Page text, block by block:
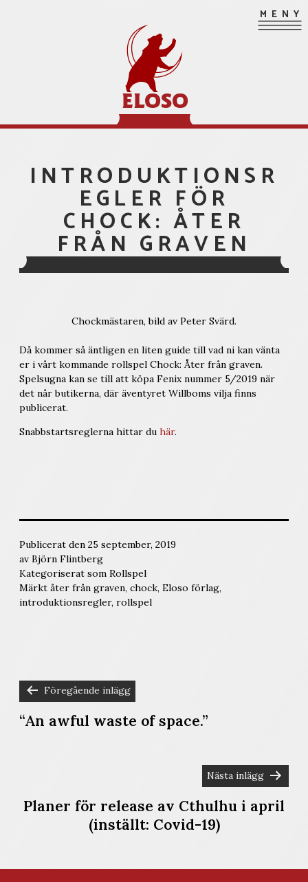
ELOSO
MENY
INTRODUKTIONSR
EGLER FÖR
CHOCK: ÅTER
FRÅN GRAVEN
Chockmästaren, bild av Peter Svärd.
Då kommer så äntligen en liten guide till vad ni kan vänta
er i vårt kommande rollspel Chock: Åter från graven.
Spelsugna kan se till att köpa Fenix nummer 5/2019 när
det når butikerna, där äventyret Willboms vilja finns
publicerat.
Snabbstartsreglerna hittar du här.
Publicerat den 25 september, 2019
av Björn Flintberg
Kategoriserat som Rollspel
Märkt åter från graven, chock, Eloso förlag,
introduktionsregler, rollspel
INLÄGGSNAVIGERING
Föregående inlägg
“An awful waste of space.”
Nästa inlägg
Planer för release av Cthulhu i april
(inställt: Covid-19)